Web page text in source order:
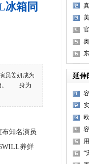
冰箱同
员姜妍成为
相。 身为
知名演员
养鲜
元
延伸
构
“